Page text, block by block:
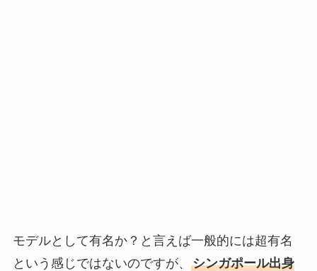
モデルとして有名か？と言えば一般的には超有名
という感じではないのですが、 シンガポール出身